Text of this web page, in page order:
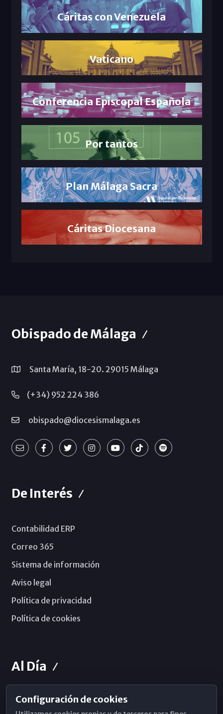
Cáritas con Venezuela
Vaticano
Conferencia Episcopal Española
Por tantos
Plan Málaga Sacra
Cáritas Diocesana
Obispado de Málaga
Santa María, 18-20. 29015 Málaga
(+34) 952 224 386
obispado@diocesismalaga.es
De Interés
Contabilidad ERP
Correo 365
Sistema de información
Aviso legal
Política de privacidad
Política de cookies
Al Día
Horarios de Misa
Configuración de cookies